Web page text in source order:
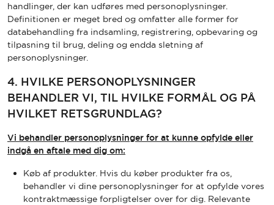
handlinger, der kan udføres med personoplysninger.
Definitionen er meget bred og omfatter alle former for
databehandling fra indsamling, registrering, opbevaring og
tilpasning til brug, deling og endda sletning af
personoplysninger.
4. HVILKE PERSONOPLYSNINGER
BEHANDLER VI, TIL HVILKE FORMÅL OG PÅ
HVILKET RETSGRUNDLAG?
Vi behandler personoplysninger for at kunne opfylde eller
indgå en aftale med dig om:
Køb af produkter. Hvis du køber produkter fra os,
behandler vi dine personoplysninger for at opfylde vores
kontraktmæssige forpligtelser over for dig. Relevante